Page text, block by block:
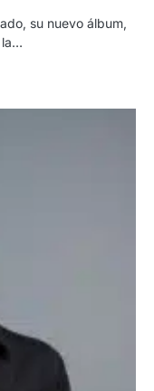
su nuevo álbum,
la…